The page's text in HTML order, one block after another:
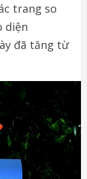
trang so
diện
đã tăng từ